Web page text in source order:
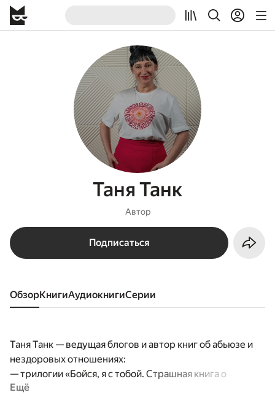
Таня Танк
Автор
Подписаться
Обзор книги аудиокниги серии
Таня Танк — ведущая блогов и автор книг об абьюзе и
нездоровых отношениях:
— трилогии «Бойся, я с тобой. Страшная книга о
роковых и неотразимых»,
Ещё